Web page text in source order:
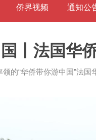
侨界视频 通知公
丨法国华
的“华侨带你游中国”法